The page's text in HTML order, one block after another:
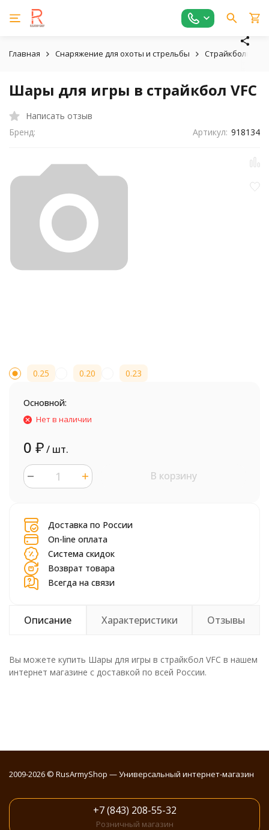
Главная Снаряжение для охоты и стрельбы
Шары для игры в страйкбол VFC
Написать отзыв
Бренд:
Артикул: 918134
0.25 0.20 0.23
Основной:
Нет в наличии
0 ₽/ шт.
В корзину
Доставка по России
On-line оплата
Система скидок
Возврат товара
Всегда на связи
Описание Характеристики Отзывы
Вы можете купить Шары для игры в страйкбол VFC в нашем
интернет магазине с доставкой по всей России.
2009-2026 © RusArmyShop — Универсальный интернет-магазин
+7 (843) 208-55-32
Розничный магазин